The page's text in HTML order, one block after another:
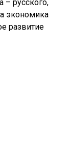
– русского,
экономика
развитие